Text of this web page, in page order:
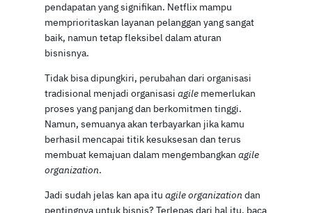
pendapatan yang signifikan. Netflix mampu
memprioritaskan layanan pelanggan yang sangat
baik, namun tetap fleksibel dalam aturan
bisnisnya.
Tidak bisa dipungkiri, perubahan dari organisasi
tradisional menjadi organisasi agile memerlukan
proses yang panjang dan berkomitmen tinggi.
Namun, semuanya akan terbayarkan jika kamu
berhasil mencapai titik kesuksesan dan terus
membuat kemajuan dalam mengembangkan agile
organization.
Jadi sudah jelas kan apa itu agile organization dan
pentingnya untuk bisnis? Terlepas dari hal itu, baca